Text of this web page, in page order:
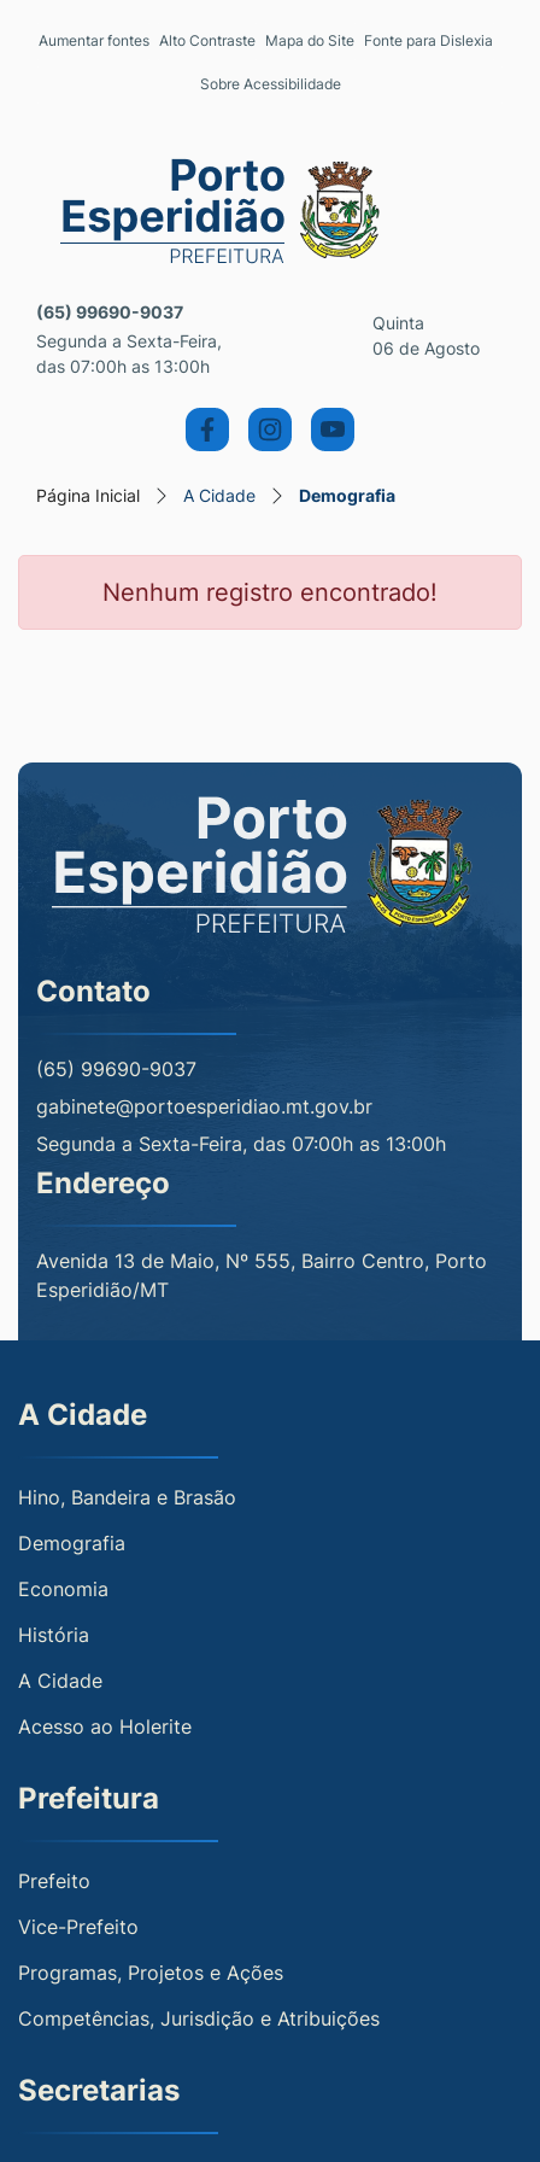
Seção de atalhos e links
Ir para a busca [alt+3]
Aumentar fontes Alto Contraste Mapa do Site Fonte para Dislexia
Sobre Acessibilidade
Seção do menu principal
(65) 99690-9037
Segunda a Sexta-Feira,
das 07:00h as 13:00h
Quinta
06 de Agosto
Página Inicial A Cidade Demografia
Nenhum registro encontrado!
Contato
(65) 99690-9037
gabinete@portoesperidiao.mt.gov.br
Segunda a Sexta-Feira, das 07:00h as 13:00h
Endereço
Avenida 13 de Maio, Nº 555, Bairro Centro, Porto
Esperidião/MT
A Cidade
Hino, Bandeira e Brasão
Demografia
Economia
História
A Cidade
Acesso ao Holerite
Prefeitura
Prefeito
Vice-Prefeito
Programas, Projetos e Ações
Competências, Jurisdição e Atribuições
Secretarias